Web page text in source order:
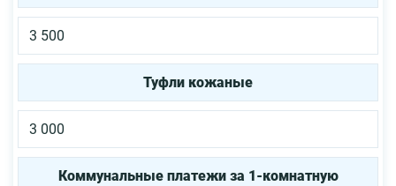
3 500
Туфли кожаные
3 000
Коммунальные платежи за 1-комнатную